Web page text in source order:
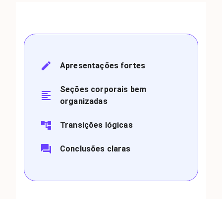
Apresentações fortes
Seções corporais bem
organizadas
Transições lógicas
Conclusões claras